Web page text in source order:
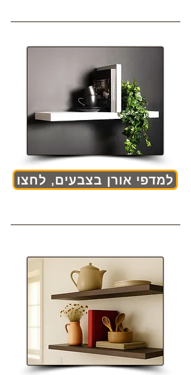
למדפי אורן בצבעים, לחצו